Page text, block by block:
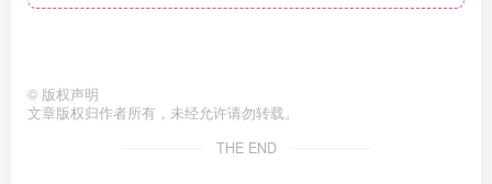
© 版权声明
文章版权归作者所有，未经允许请勿转载。
THE END